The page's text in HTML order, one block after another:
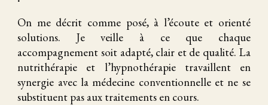
On me décrit comme posé, à l’écoute et orienté
solutions. Je veille à ce que chaque
accompagnement soit adapté, clair et de qualité. La
nutrithérapie et l’hypnothérapie travaillent en
synergie avec la médecine conventionnelle et ne se
substituent pas aux traitements en cours.